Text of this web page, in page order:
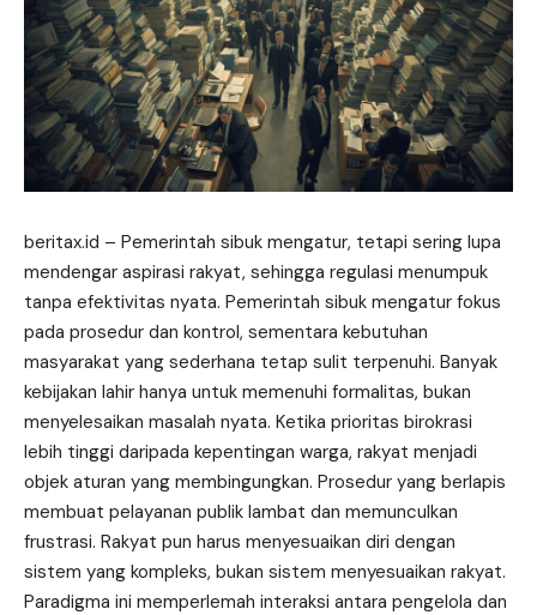
beritax.id – Pemerintah sibuk mengatur, tetapi sering lupa
mendengar aspirasi rakyat, sehingga regulasi menumpuk
tanpa efektivitas nyata. Pemerintah sibuk mengatur fokus
pada prosedur dan kontrol, sementara kebutuhan
masyarakat yang sederhana tetap sulit terpenuhi. Banyak
kebijakan lahir hanya untuk memenuhi formalitas, bukan
menyelesaikan masalah nyata. Ketika prioritas birokrasi
lebih tinggi daripada kepentingan warga, rakyat menjadi
objek aturan yang membingungkan. Prosedur yang berlapis
membuat pelayanan publik lambat dan memunculkan
frustrasi. Rakyat pun harus menyesuaikan diri dengan
sistem yang kompleks, bukan sistem menyesuaikan rakyat.
Paradigma ini memperlemah interaksi antara pengelola dan